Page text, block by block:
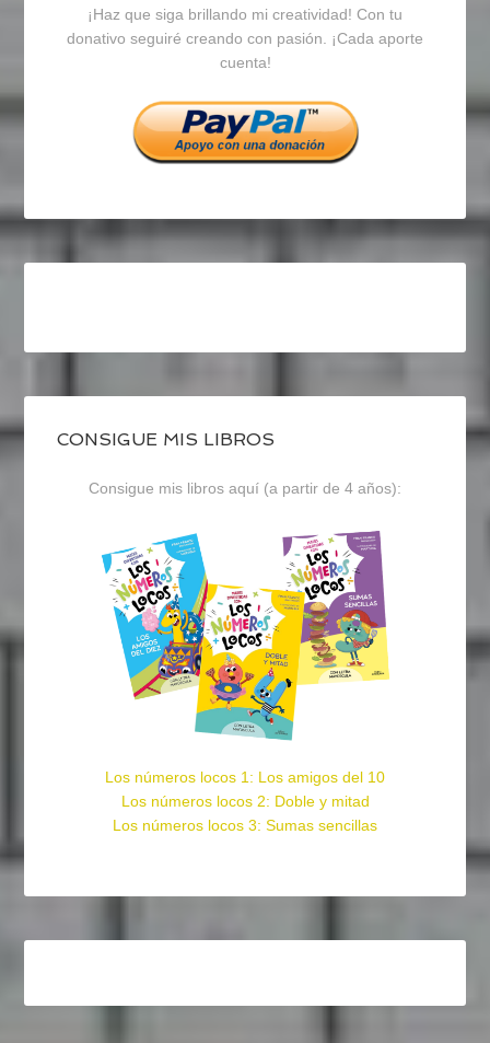
en
Facebook
en
Twitter
en
Instagram
¡Haz que siga brillando mi creatividad! Con tu
donativo seguiré creando con pasión. ¡Cada aporte
cuenta!
CONSIGUE MIS LIBROS
Consigue mis libros aquí (a partir de 4 años):
Los números locos 1: Los amigos del 10
Los números locos 2: Doble y mitad
Los números locos 3: Sumas sencillas